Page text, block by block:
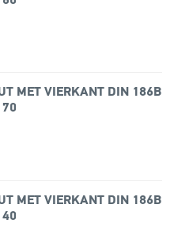
MET VIERKANT DIN 186B
70
MET VIERKANT DIN 186B
40